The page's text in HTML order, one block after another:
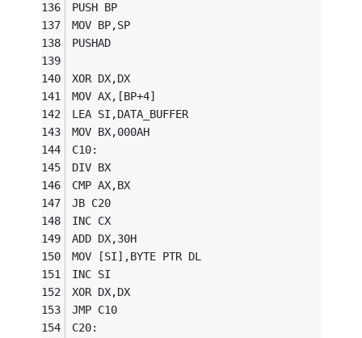
PUSH BP
MOV BP,SP
PUSHAD
XOR DX,DX
MOV AX,[BP+4]
LEA SI,DATA_BUFFER
MOV BX,000AH
C10:
DIV BX
CMP AX,BX
JB C20
INC CX
ADD DX,30H
MOV [SI],BYTE PTR DL
INC SI
XOR DX,DX
JMP C10
C20: